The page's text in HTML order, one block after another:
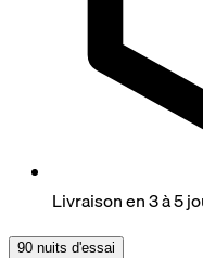
Livraison en 3 à 5
90 nuits d'essai